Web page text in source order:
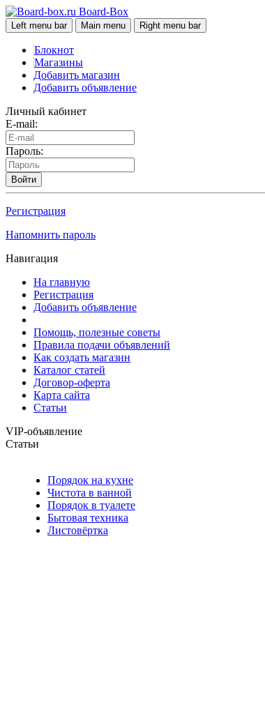
Board-Box
Left menu bar Main menu Right menu bar
Блокнот
Магазины
Добавить магазин
Добавить объявление
Личный кабинет
E-mail:
Пароль:
Войти
Регистрация
Напомнить пароль
Навигация
На главную
Регистрация
Добавить объявление
Помощь, полезные советы
Правила подачи объявлений
Как создать магазин
Каталог статей
Договор-оферта
Карта сайта
Статьи
VIP-объявление
Статьи
Порядок на кухне
Чистота в ванной
Порядок в туалете
Бытовая техника
Листовёртка